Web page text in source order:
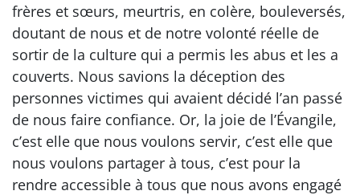
frères et sœurs, meurtris, en colère, bouleversés,
doutant de nous et de notre volonté réelle de
sortir de la culture qui a permis les abus et les a
couverts. Nous savions la déception des
personnes victimes qui avaient décidé l’an passé
de nous faire confiance. Or, la joie de l’Évangile,
c’est elle que nous voulons servir, c’est elle que
nous voulons partager à tous, c’est pour la
rendre accessible à tous que nous avons engagé